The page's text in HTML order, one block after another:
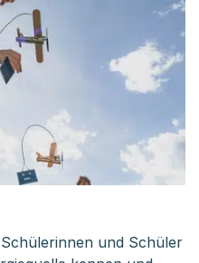
und Schüler